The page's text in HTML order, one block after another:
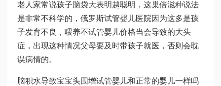
老人家常说孩子脑袋大表明越聪明，这巢倍滋种说法
是非常不科学的， 俄罗斯试管婴儿医院因为这多是孩
子发育不良，喂养不试管婴儿价格当会导致的大头
症，出现这种情况父母要及时带孩子就医，否则会耽
误病情的。
脑积水导致宝宝头围增试管婴儿和正常的婴儿一样吗